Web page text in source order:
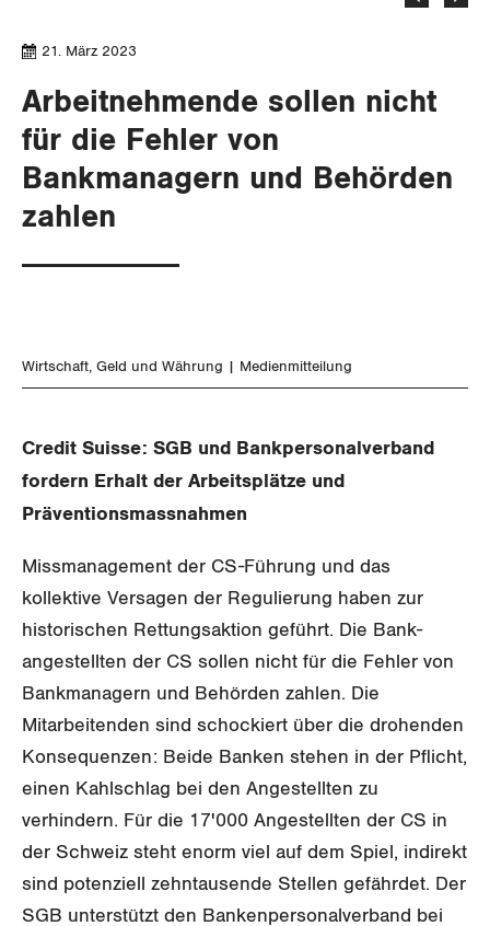
Verteilung
SOZIALPOLITIK
AHV
Invalidenversicherung
CORONA-VIRUS
Kommunikation und Medien
GEWERKSCHAFTSPOLITIK
International
Schweiz
SERVICE
GEWERKSCHAFTSMITGLIED WERDEN
WEITERBILDUNG
NEWSLETTER
DER SGB
WIR ÜBER UNS
Vorstand
Präsidialausschuss
Feministische Kommission
ZENTRALSEKRETARIAT
KANTONALE BÜNDE
Aargau
ANGESCHLOSSENE VERBÄNDE
Medien
Publikationen
Artikel
Medienmitteilungen
Dossier
Blog
Blog Daniel Lampart
Der Europa-Blog
Kontakt
21. März 2023
Arbeitnehmende sollen nicht
für die Fehler von
Bankmanagern und Behörden
zahlen
Wirtschaft Geld und Währung Medienmitteilung
Credit Suisse: SGB und Bankpersonalverband
fordern Erhalt der Arbeitsplätze und
Präventionsmassnahmen
Missmanagement der CS-Führung und das
kollektive Versagen der Regulierung haben zur
historischen Rettungsaktion geführt. Die Bank­
angestellten der CS sollen nicht für die Fehler von
Bankmanagern und Behörden zahlen. Die
Mitarbeitenden sind schockiert über die drohenden
Konsequenzen: Beide Banken stehen in der Pflicht,
einen Kahlschlag bei den Angestellten zu
verhindern. Für die 17'000 Angestellten der CS in
der Schweiz steht enorm viel auf dem Spiel, indirekt
sind potenziell zehn­tausende Stellen gefährdet. Der
SGB unterstützt den Banken­personal­verband bei